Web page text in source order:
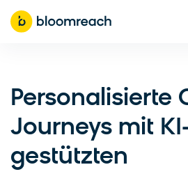
Personalisierte
Journeys mit
gestützten